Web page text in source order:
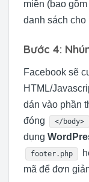
miền (bao gồm
danh sách cho
Bước 4:
Facebook sẽ
HTML/
dán vào phần
đóng
</body>
dụng
footer.php
mã để đơn